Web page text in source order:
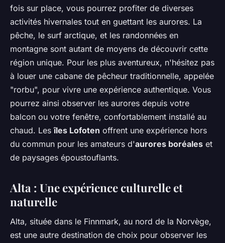
fois sur place, vous pourrez profiter de diverses
activités hivernales tout en guettant les aurores. La
pêche, le surf arctique, et les randonnées en
montagne sont autant de moyens de découvrir cette
région unique. Pour les plus aventureux, n'hésitez pas
à louer une cabane de pêcheur traditionnelle, appelée
"rorbu", pour vivre une expérience authentique. Vous
pourrez ainsi observer les aurores depuis votre
balcon ou votre fenêtre, confortablement installé au
chaud. Lesîles Lofoten offrent une expérience hors
du commun pour les amateurs d'aurores boréales et
de paysages époustouflants.
Alta : Une expérience culturelle et
naturelle
Alta, située dans le Finnmark, au nord de la Norvège,
est une autre destination de choix pour observer les